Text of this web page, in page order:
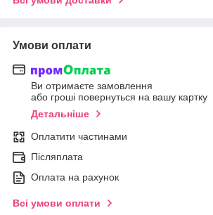
Умови оплати
Ви отримаєте замовлення
або гроші повернуться на вашу картку
Детальніше
Оплатити частинами
Післяплата
Оплата на рахунок
Всі умови оплати